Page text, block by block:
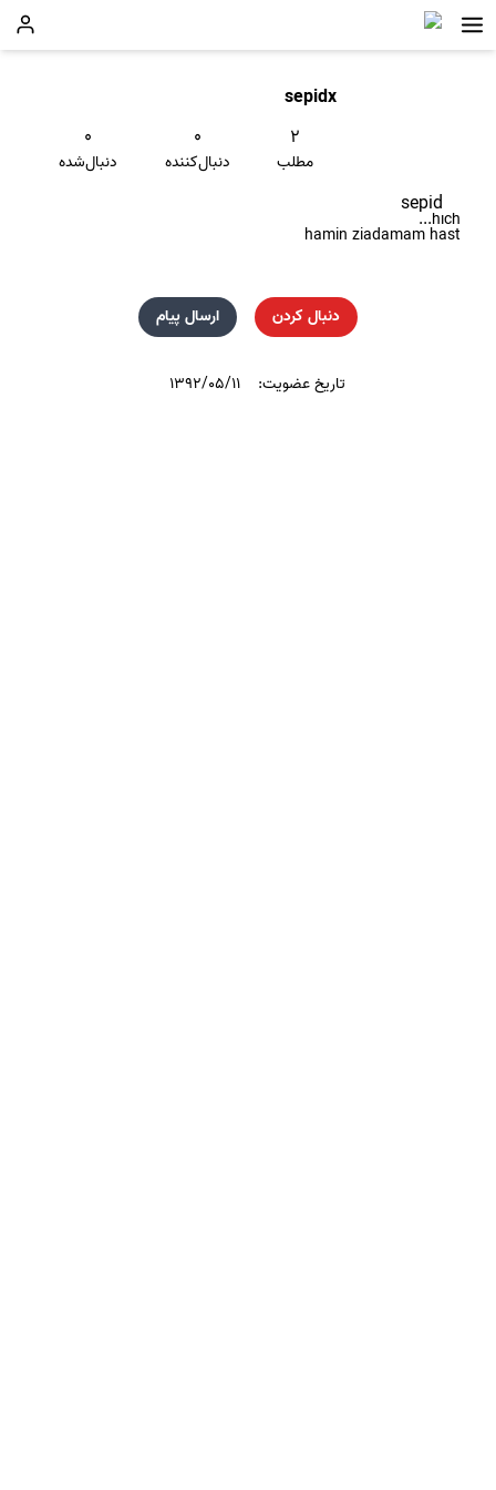
sepidx
۲
مطلب
۰
دنبال‌کننده
۰
دنبال‌شده
sepid
hich...
hamin ziadamam hast
دنبال کردن ارسال پیام
تاریخ عضویت: ۱۳۹۲/۰۵/۱۱